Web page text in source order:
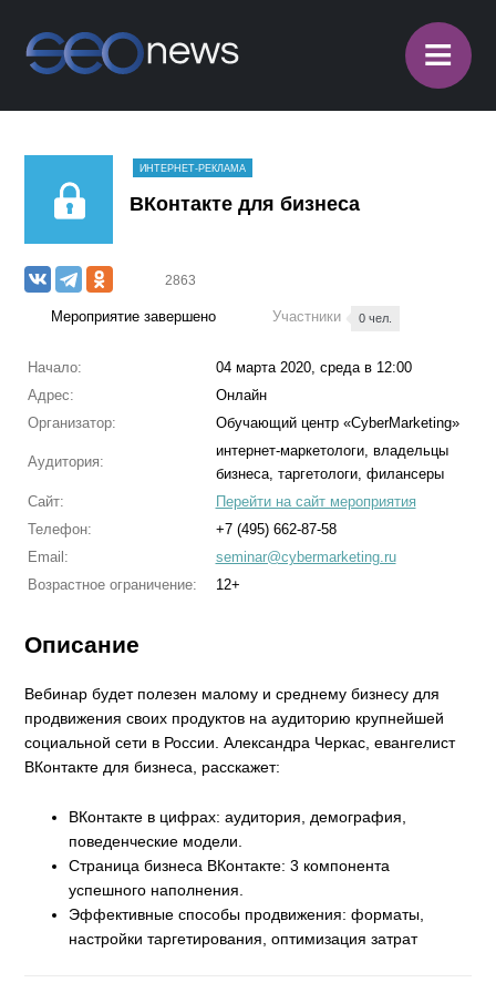
≡
ИНТЕРНЕТ-РЕКЛАМА
ВКонтакте для бизнеса
2863
Мероприятие завершено Участники 0 чел.
Начало:
04 марта 2020, среда в 12:00
Адрес:
Онлайн
Организатор:
Обучающий центр «CyberMarketing»
Аудитория:
интернет-маркетологи, владельцы
бизнеса, таргетологи, филансеры
Сайт:
Перейти на сайт мероприятия
Телефон:
+7 (495) 662-87-58
Email:
seminar@cybermarketing.ru
Возрастное ограничение:
12+
Описание
Вебинар будет полезен малому и среднему бизнесу для
продвижения своих продуктов на аудиторию крупнейшей
социальной сети в России. Александра Черкас, евангелист
ВКонтакте для бизнеса, расскажет:
ВКонтакте в цифрах: аудитория, демография,
поведенческие модели.
Страница бизнеса ВКонтакте: 3 компонента
успешного наполнения.
Эффективные способы продвижения: форматы,
настройки таргетирования, оптимизация затрат